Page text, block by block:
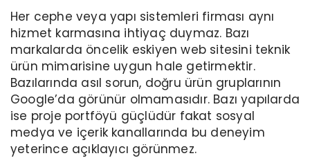
Her cephe veya yapı sistemleri firması aynı
hizmet karmasına ihtiyaç duymaz. Bazı
markalarda öncelik eskiyen web sitesini teknik
ürün mimarisine uygun hale getirmektir.
Bazılarında asıl sorun, doğru ürün gruplarının
Google’da görünür olmamasıdır. Bazı yapılarda
ise proje portföyü güçlüdür fakat sosyal
medya ve içerik kanallarında bu deneyim
yeterince açıklayıcı görünmez.